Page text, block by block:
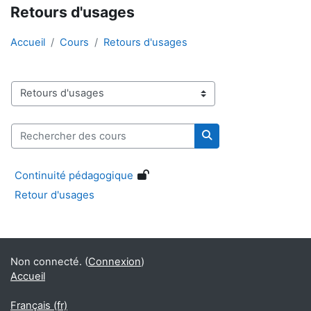
Retours d'usages
Accueil Cours Retours d'usages
Catégories de cours
Rechercher des cours
Rechercher des
Continuité pédagogique
Retour d'usages
Blocs supplémentaires
Non connecté. (Connexion)
Accueil
Français ‎(fr)‎